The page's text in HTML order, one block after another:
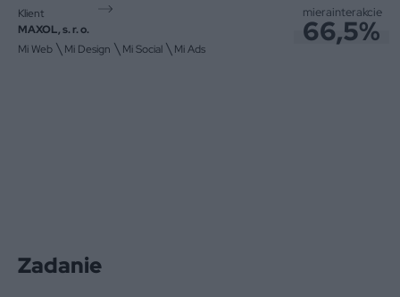
Klient
MAXOL, s. r. o.
Mi Web \ Mi Design \ Mi Social \ Mi Ads
66,5%
mierainterakcie
Zadanie